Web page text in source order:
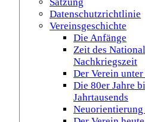
Datenschutzrichtlinie
Vereinsgeschichte
Die Anfänge
Zeit des
Nachkriegszeit
Der Verein
Die 80er Jahre
Jahrtausends